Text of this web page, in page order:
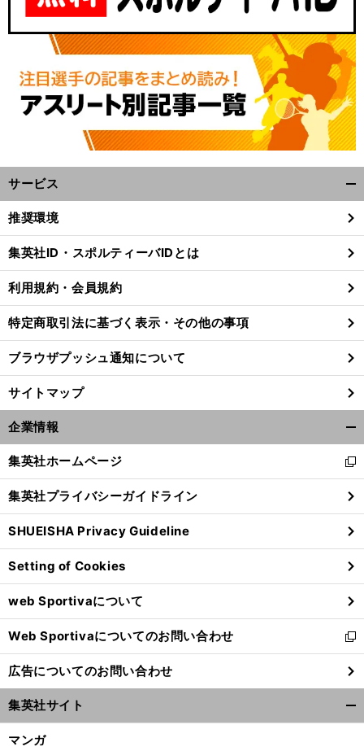
サービス
閉
る
推奨環境
集英社ID・スポルティーバIDとは
利用規約・会員規約
特定商取引法に基づく表示・その他の事項
ブラウザプッシュ通知について
サイトマップ
企業情報
閉
る
集英社ホームページ
新
し
い
ウ
ィ
ン
ド
ウ
で
開
く
集英社プライバシーガイドライン
SHUEISHA Privacy Guideline
Setting of Cookies
web Sportivaについて
Web Sportivaについてのお問い合わせ
新
し
い
ウ
ィ
ン
広告についてのお問い合わせ
集英社サイト
マンガ